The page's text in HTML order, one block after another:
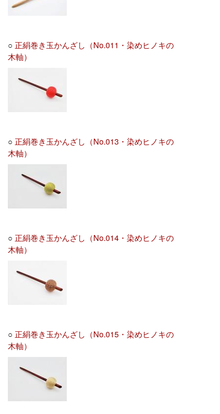
○ 正絹巻き玉かんざし（No.011・染めヒノキの
木軸）
○ 正絹巻き玉かんざし（No.013・染めヒノキの
木軸）
○ 正絹巻き玉かんざし（No.014・染めヒノキの
木軸）
○ 正絹巻き玉かんざし（No.015・染めヒノキの
木軸）